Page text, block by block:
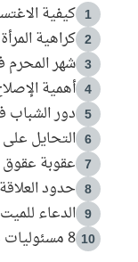
1 كيفية
2 كراهية
3 شهر المحرم
4 أهمية
5 دور الشباب
6 التحايل على
7 عقوبة عقوق
8 حدود
9 الدعاء
10 8 مسئوليات على الزوج تجاه زوجته